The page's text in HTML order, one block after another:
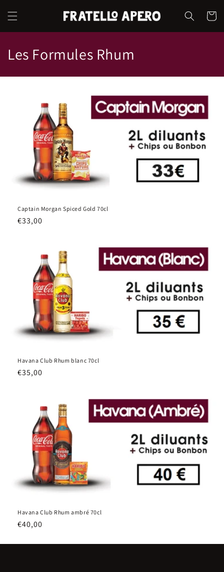
passer
au
Panier
C
o
Les Formules Rhum
Captain Morgan Spiced Gold 70cl
Prix
€33,00
Havana Club Rhum blanc 70cl
Prix
€35,00
Havana Club Rhum ambré 70cl
Prix
€40,00